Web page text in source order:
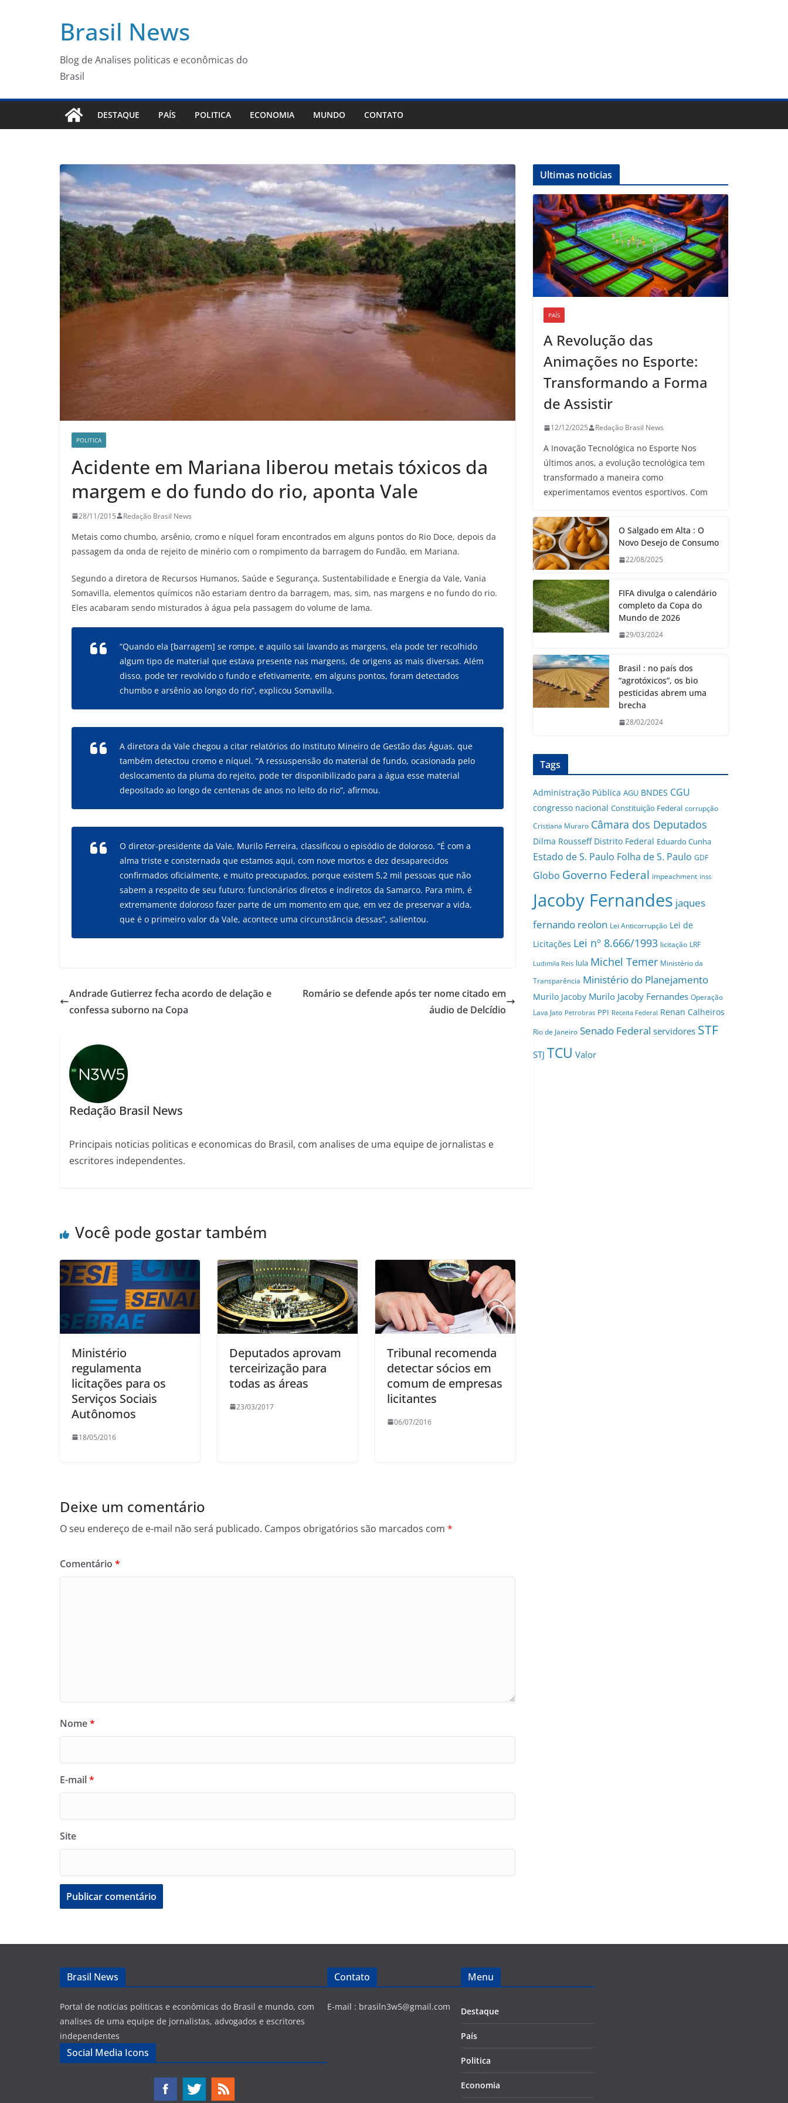
Brasil News
Blog de Analises politicas e econômicas do
Brasil
DESTAQUE PAÍS POLITICA ECONOMIA MUNDO CONTATO
POLITICA
Acidente em Mariana liberou metais tóxicos da
margem e do fundo do rio, aponta Vale
28/11/2015 Redação Brasil News
Metais como chumbo, arsênio, cromo e níquel foram encontrados em alguns pontos do Rio Doce, depois da
passagem da onda de rejeito de minério com o rompimento da barragem do Fundão, em Mariana.
Segundo a diretora de Recursos Humanos, Saúde e Segurança, Sustentabilidade e Energia da Vale, Vania
Somavilla, elementos químicos não estariam dentro da barragem, mas, sim, nas margens e no fundo do rio.
Eles acabaram sendo misturados à água pela passagem do volume de lama.
“Quando ela [barragem] se rompe, e aquilo sai lavando as margens, ela pode ter recolhido
algum tipo de material que estava presente nas margens, de origens as mais diversas. Além
disso, pode ter revolvido o fundo e efetivamente, em alguns pontos, foram detectados
chumbo e arsênio ao longo do rio”, explicou Somavilla.
A diretora da Vale chegou a citar relatórios do Instituto Mineiro de Gestão das Águas, que
também detectou cromo e níquel. “A ressuspensão do material de fundo, ocasionada pelo
deslocamento da pluma do rejeito, pode ter disponibilizado para a água esse material
depositado ao longo de centenas de anos no leito do rio”, afirmou.
O diretor-presidente da Vale, Murilo Ferreira, classificou o episódio de doloroso. “É com a
alma triste e consternada que estamos aqui, com nove mortos e dez desaparecidos
confirmados oficialmente, e muito preocupados, porque existem 5,2 mil pessoas que não
sabem a respeito de seu futuro: funcionários diretos e indiretos da Samarco. Para mim, é
extremamente doloroso fazer parte de um momento em que, em vez de preservar a vida,
que é o primeiro valor da Vale, acontece uma circunstância dessas”, salientou.
Andrade Gutierrez fecha acordo de delação e
confessa suborno na Copa
Romário se defende após ter nome citado em
áudio de Delcídio
Redação Brasil News
Principais noticias politicas e economicas do Brasil, com analises de uma equipe de jornalistas e
escritores independentes.
Você pode gostar também
Ministério
regulamenta
licitações para os
Serviços Sociais
Autônomos
18/05/2016
Deputados aprovam
terceirização para
todas as áreas
23/03/2017
Tribunal recomenda
detectar sócios em
comum de empresas
licitantes
06/07/2016
Deixe um comentário
O seu endereço de e-mail não será publicado. Campos obrigatórios são marcados com *
Comentário *
Nome*
E-mail*
Site
Ultimas noticias
PAÍS
A Revolução das
Animações no Esporte:
Transformando a Forma
de Assistir
12/12/2025 Redação Brasil News
A Inovação Tecnológica no Esporte Nos
últimos anos, a evolução tecnológica tem
transformado a maneira como
experimentamos eventos esportivos. Com
O Salgado em Alta : O
Novo Desejo de Consumo
22/08/2025
FIFA divulga o calendário
completo da Copa do
Mundo de 2026
29/03/2024
Brasil : no país dos
“agrotóxicos”, os bio
pesticidas abrem uma
brecha
28/02/2024
Tags
Administração Pública AGU BNDES CGU
congresso nacional Constituição Federal corrupção
Cristiana Muraro Câmara dos Deputados
Dilma Rousseff Distrito Federal Eduardo Cunha
Estado de S. Paulo Folha de S. Paulo GDF
Globo Governo Federal impeachment inss
Jacoby Fernandes jaques
fernando reolon Lei Anticorrupção Lei de
Licitações Lei nº 8.666/1993 licitação LRF
Ludimila Reis lula Michel Temer Ministério da
Transparência Ministério do Planejamento
Murilo Jacoby Murilo Jacoby Fernandes Operação
Lava Jato Petrobras PPI Receita Federal Renan Calheiros
Rio de Janeiro Senado Federal servidores STF
STJ TCU Valor
Brasil News
Portal de noticias politicas e econômicas do Brasil e mundo, com
analises de uma equipe de jornalistas, advogados e escritores
independentes
Social Media Icons
Contato
E-mail : brasiln3w5@gmail.com
Menu
Destaque
País
Politica
Economia